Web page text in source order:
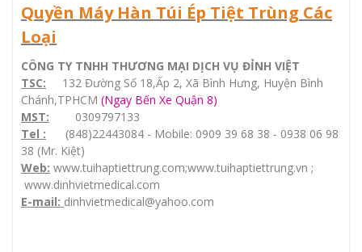
Quyền Máy Hàn Túi Ép Tiệt Trùng Các
Loại
CÔNG TY TNHH THƯƠNG MẠI DỊCH VỤ ĐỈNH VIỆT
TSC: 132 Đường Số 18,Ấp 2, Xã Bình Hưng, Huyện Bình
Chánh,TPHCM (Ngay Bến Xe Quận 8)
MST: 0309797133
Tel : (848)22443084 - Mobile: 0909 39 68 38 - 0938 06 98
38 (Mr. Kiệt)
Web: www.tuihaptiettrung.com;www.tuihaptiettrung.vn ;
www.dinhvietmedical.com
E-mail: dinhvietmedical@yahoo.com